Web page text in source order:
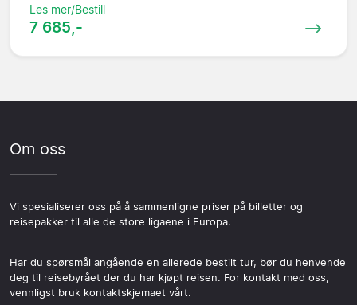
Les mer/Bestill
7 685,-
Om oss
Vi spesialiserer oss på å sammenligne priser på billetter og
reisepakker til alle de store ligaene i Europa.
Har du spørsmål angående en allerede bestilt tur, bør du henvende
deg til reisebyrået der du har kjøpt reisen. For kontakt med oss,
vennligst bruk kontaktskjemaet vårt.